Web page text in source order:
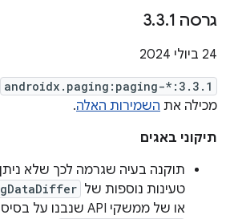
גרסה 3 .3.1
‫24 ביולי 2024
androidx.paging:paging-*:3.3.1
מכילה את השמירות האלה.
תיקוני באגים
תוקנה בעיה שגרמה לכך שלא
טעינות נוספות של
או של ממשקי API שנבנו על בסיסו, כמו